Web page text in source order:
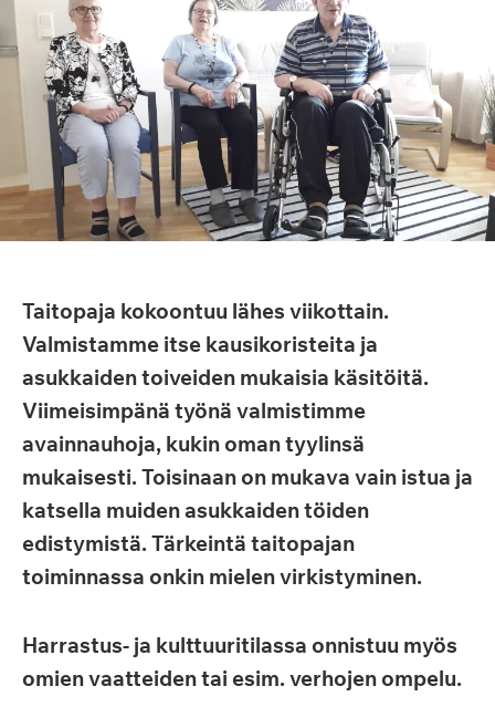
Taitopaja kokoontuu lähes viikottain.
Valmistamme itse kausikoristeita ja
asukkaiden toiveiden mukaisia käsitöitä.
Viimeisimpänä työnä valmistimme
avainnauhoja, kukin oman tyylinsä
mukaisesti. Toisinaan on mukava vain istua ja
katsella muiden asukkaiden töiden
edistymistä. Tärkeintä taitopajan
toiminnassa onkin mielen virkistyminen.
Harrastus- ja kulttuuritilassa onnistuu myös
omien vaatteiden tai esim. verhojen ompelu.